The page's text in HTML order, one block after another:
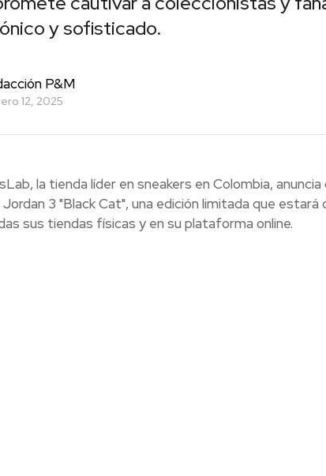
y sofisticado.
P&M
12, 2025
la tienda líder en sneakers en Colombia,
Jordan 3 "Black Cat", una edición limitada que
sus tiendas físicas y en su plataforma online.